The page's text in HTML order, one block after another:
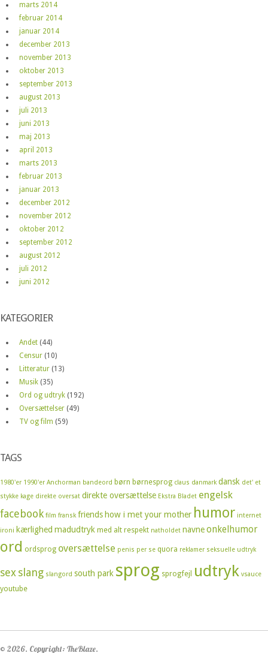
marts 2014
februar 2014
januar 2014
december 2013
november 2013
oktober 2013
september 2013
august 2013
juli 2013
juni 2013
maj 2013
april 2013
marts 2013
februar 2013
januar 2013
december 2012
november 2012
oktober 2012
september 2012
august 2012
juli 2012
juni 2012
KATEGORIER
Andet (44)
Censur (10)
Litteratur (13)
Musik (35)
Ord og udtryk (192)
Oversættelser (49)
TV og film (59)
TAGS
1980'er 1990'er Anchorman bandeord børn børnesprog claus danmark dansk det' et
stykke kage direkte oversat direkte oversættelse Ekstra Bladet engelsk
facebook film fransk friends how i met your mother humor internet
ironi kærlighed madudtryk med alt respekt natholdet navneonkelhumor
ord ordsprog oversættelse penis per se quora reklamer seksuelle udtryk
sexslang slangord south park sprog sprogfejl udtryk vsauce
youtube
© 2026. Copyright: TheBlaze.